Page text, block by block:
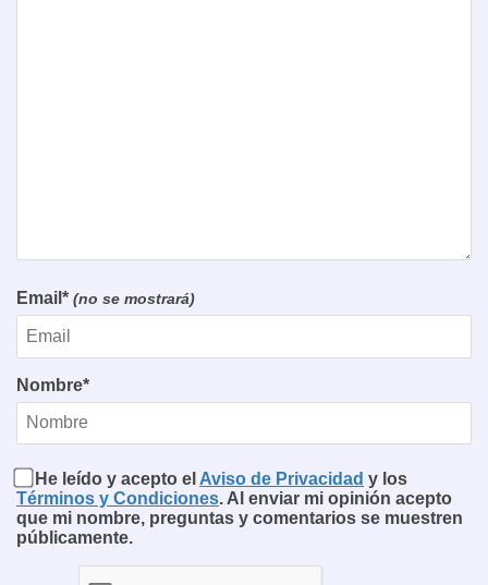
Email* (no se mostrará)
Nombre*
He leído y acepto el Aviso de Privacidad y los
Términos y Condiciones. Al enviar mi opinión acepto
que mi nombre, preguntas y comentarios se muestren
públicamente.